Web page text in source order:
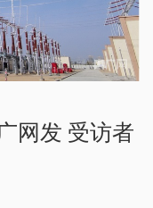
网发 受访者